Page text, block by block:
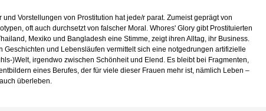
und Vorstellungen von Prostitution hat jede/r parat. Zumeist geprägt von
oft auch durchsetzt von falscher Moral. Whores' Glory gibt Prostituierten
Mexiko und Bangladesh eine Stimme, zeigt ihren Alltag, ihr Business.
Geschichten und Lebensläufen vermittelt sich eine notgedrungen artifizielle
)Welt, irgendwo zwischen Schönheit und Elend. Es bleibt bei Fragmenten,
eines Berufes, der für viele dieser Frauen mehr ist, nämlich Leben –
überleben.